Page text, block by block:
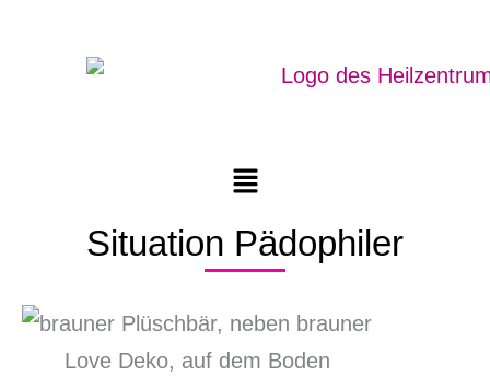
Menü
Situation Pädophiler